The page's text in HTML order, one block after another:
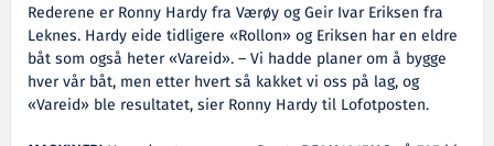
Rederene er Ronny Hardy fra Værøy og Geir Ivar Eriksen fra
Leknes. Hardy eide tidligere «Rollon» og Eriksen har en eldre
båt som også heter «Vareid». – Vi hadde planer om å bygge
hver vår båt, men etter hvert så kakket vi oss på lag, og
«Vareid» ble resultatet, sier Ronny Hardy til Lofotposten.